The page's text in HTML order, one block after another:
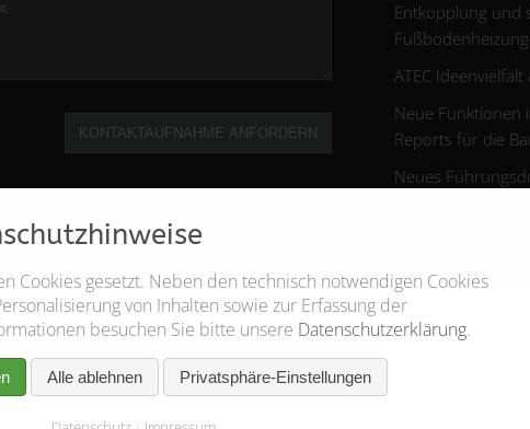
KONTAKTAUFNAHME ANFORDERN
Entkopplung und
ATEC
Neue Funktionen
Reports für die
Neues
©
Cookies gesetzt. Neben den technisch notwendigen Cookies
von Inhalten sowie zur Erfassung der
besuchen Sie bitte unsere Datenschutzerklärung.
Alle ablehnen Privatsphäre-Einstellungen